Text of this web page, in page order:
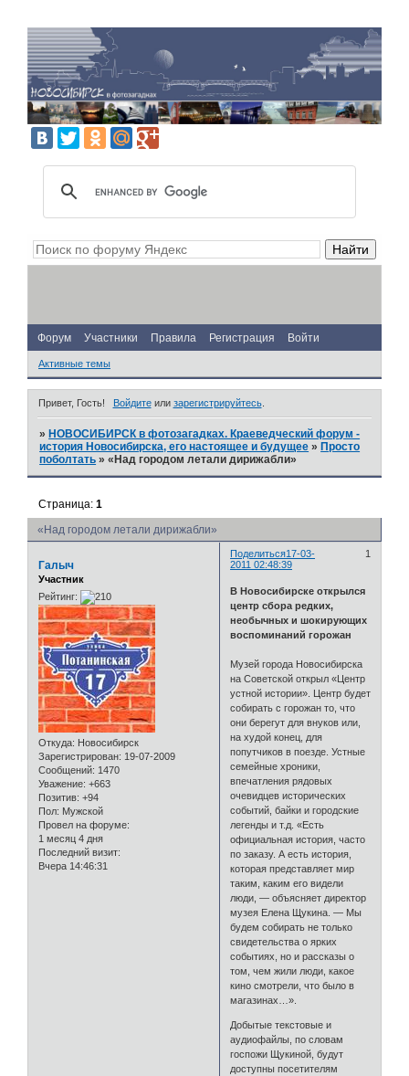
Форум Участники Правила Регистрация Войти
Активные темы
Привет, Гость! Войдитеили зарегистрируйтесь.
» НОВОСИБИРСК в фотозагадках. Краеведческий форум -
история Новосибирска, его настоящее и будущее » Просто
поболтать »«Над городом летали дирижабли»
«Над городом летали дирижабли»
Страница:1
Поделиться 1
17-03-
2011 02:48:39
Галыч
Участник
Рейтинг:
Откуда: Новосибирск
Зарегистрирован: 19-07-2009
Сообщений: 1470
Уважение: +663
Позитив: +94
Пол: Мужской
Провел на форуме:
1 месяц 4 дня
Последний визит:
Вчера 14:46:31
В Новосибирске открылся
центр сбора редких,
необычных и шокирующих
воспоминаний горожан
Музей города Новосибирска
на Советской открыл «Центр
устной истории». Центр будет
собирать с горожан то, что
они берегут для внуков или,
на худой конец, для
попутчиков в поезде. Устные
семейные хроники,
впечатления рядовых
очевидцев исторических
событий, байки и городские
легенды и т.д. «Есть
официальная история, часто
по заказу. А есть история,
которая представляет мир
таким, каким его видели
люди, — объясняет директор
музея Елена Щукина. — Мы
будем собирать не только
свидетельства о ярких
событиях, но и рассказы о
том, чем жили люди, какое
кино смотрели, что было в
магазинах…».
Добытые текстовые и
аудиофайлы, по словам
госпожи Щукиной, будут
доступны посетителям